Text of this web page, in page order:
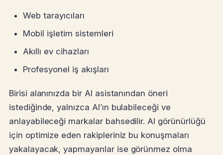
Web tarayıcıları
Mobil işletim sistemleri
Akıllı ev cihazları
Profesyonel iş akışları
Birisi alanınızda bir AI asistanından öneri
istediğinde, yalnızca AI’ın bulabileceği ve
anlayabileceği markalar bahsedilir. AI görünürlüğü
için optimize eden rakipleriniz bu konuşmaları
yakalayacak, yapmayanlar ise görünmez olma